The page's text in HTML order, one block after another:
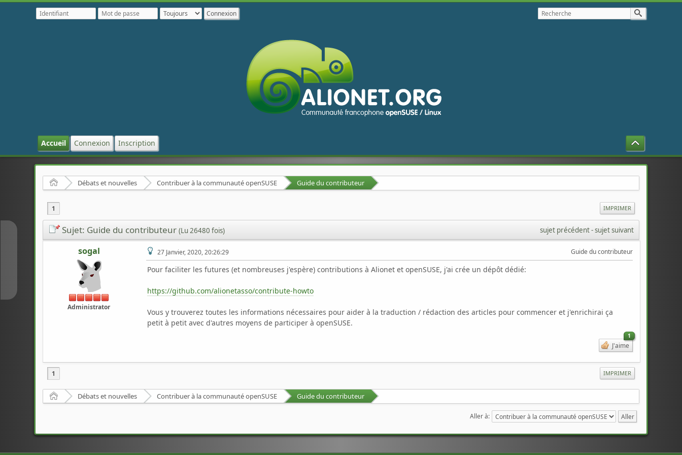
Accueil Connexion Inscription
Accueil Débats et nouvelles Contribuer à la communauté openSUSE Guide du contributeur
1 IMPRIMER
Sujet: Guide du contributeur(Lu 26480 fois) sujet précédent - sujet suivant
sogal
Administrator
Guide du contributeur
27 Janvier, 2020, 20:26:29
Pour faciliter les futures (et nombreuses j'espère) contributions à Alionet et openSUSE, j'ai crée un dépôt dédié:
https://github.com/alionetasso/contribute-howto
Vous y trouverez toutes les informations nécessaires pour aider à la traduction / rédaction des articles pour commencer et j'enrichirai ça
petit à petit avec d'autres moyens de participer à openSUSE.
1
J'aime
1 IMPRIMER
Accueil Débats et nouvelles Contribuer à la communauté openSUSE Guide du contributeur
Aller à: